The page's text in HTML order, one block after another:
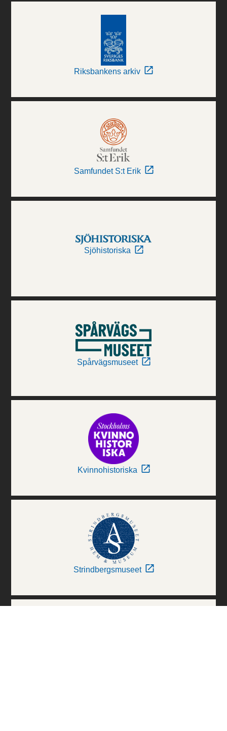
Riksbankens arkiv
Samfundet S:t Erik
Sjöhistoriska
Spårvägsmuseet
Kvinnohistoriska
Strindbergsmuseet